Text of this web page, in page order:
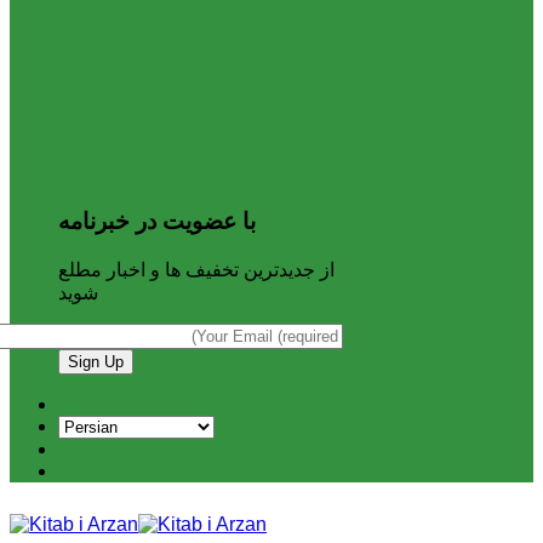
با عضویت در خبرنامه
از جدیدترین تخفیف ها و اخبار مطلع
شوید